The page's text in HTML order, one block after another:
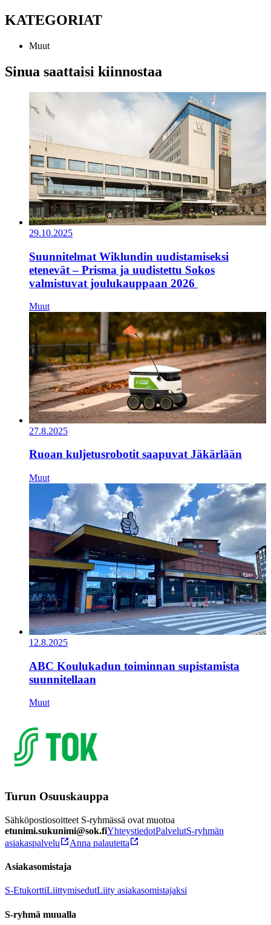
KATEGORIAT
Muut
Sinua saattaisi kiinnostaa
29.10.2025
Suunnitelmat Wiklundin uudistamiseksi
etenevät – Prisma ja uudistettu Sokos
valmistuvat joulukauppaan 2026
Muut
27.8.2025
Ruoan kuljetusrobotit saapuvat Jäkärlään
Muut
12.8.2025
ABC Koulukadun toiminnan supistamista
suunnitellaan
Muut
Turun Osuuskauppa
Sähköpostiosoitteet S-ryhmässä ovat muotoa
etunimi.sukunimi@sok.fiYhteystiedotPalvelutS-ryhmän
asiakaspalvelu
Anna palautetta
Asiakasomistaja
S-EtukorttiLiittymisedutLiity asiakasomistajaksi
S-ryhmä muualla